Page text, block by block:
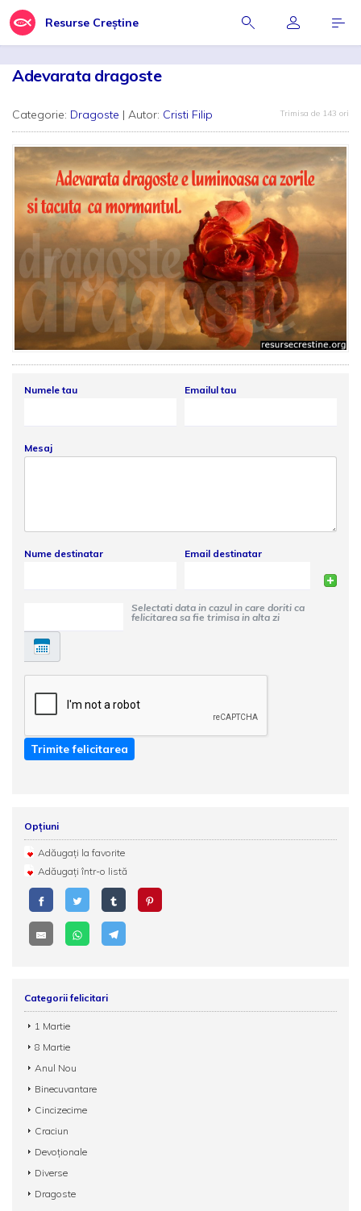
Resurse Creștine
Adevarata dragoste
Categorie: Dragoste | Autor: Cristi Filip Trimisa de 143 ori
Numele tau Emailul tau
Mesaj
Nume destinatar Email destinatar
Selectati data in cazul in care doriti ca
felicitarea sa fie trimisa in alta zi
Trimite felicitarea
Opțiuni
Adăugați la favorite
Adăugați într-o listă
Categorii felicitari
1 Martie
8 Martie
Anul Nou
Binecuvantare
Cincizecime
Craciun
Devoționale
Diverse
Dragoste